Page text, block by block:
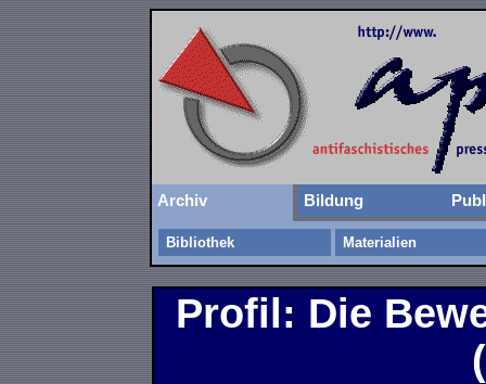
Archiv Bildung
Bibliothek Materialien
Profil: Die